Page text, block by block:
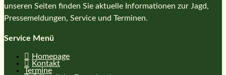
unseren Seiten finden Sie aktuelle Informationen zur Jagd,
Pressemeldungen, Service und Terminen.
Service Menü
Homepage
Kontakt
Termine